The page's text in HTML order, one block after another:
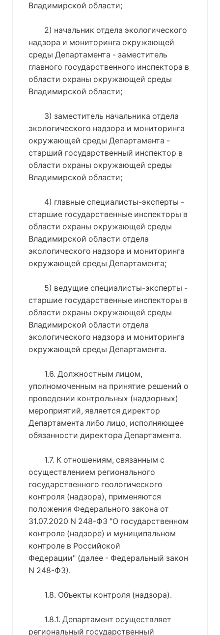
Владимирской области;
2) начальник отдела экологического
надзора и мониторинга окружающей
среды Департамента - заместитель
главного государственного инспектора в
области охраны окружающей среды
Владимирской области;
3) заместитель начальника отдела
экологического надзора и мониторинга
окружающей среды Департамента -
старший государственный инспектор в
области охраны окружающей среды
Владимирской области;
4) главные специалисты-эксперты -
старшие государственные инспекторы в
области охраны окружающей среды
Владимирской области отдела
экологического надзора и мониторинга
окружающей среды Департамента;
5) ведущие специалисты-эксперты -
старшие государственные инспекторы в
области охраны окружающей среды
Владимирской области отдела
экологического надзора и мониторинга
окружающей среды Департамента.
1.6. Должностным лицом,
уполномоченным на принятие решений о
проведении контрольных (надзорных)
мероприятий, является директор
Департамента либо лицо, исполняющее
обязанности директора Департамента.
1.7. К отношениям, связанным с
осуществлением регионального
государственного геологического
контроля (надзора), применяются
положения Федерального закона от
31.07.2020 N 248-ФЗ "О государственном
контроле (надзоре) и муниципальном
контроле в Российской
Федерации" (далее - Федеральный закон
N 248-ФЗ).
1.8. Объекты контроля (надзора).
1.8.1. Департамент осуществляет
региональный государственный